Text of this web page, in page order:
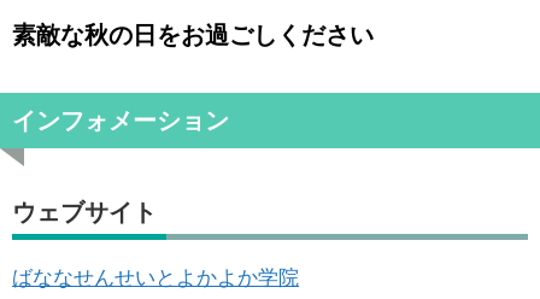
素敵な秋の日をお過ごしください
インフォメーション
ウェブサイト
ばななせんせいとよかよか学院